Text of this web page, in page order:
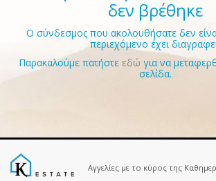
δεν βρέθηκε
Ο σύνδεσμος που ακολουθήσατε δεν
περιεχόμενο έχει
Παρακαλούμε πατήστε εδώ για να
σελίδα.
Αγγελίες με το κύρος της